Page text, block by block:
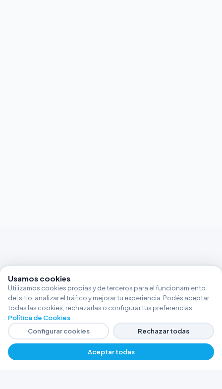
Usamos cookies
Utilizamos cookies propias y de terceros para el funcionamiento
del sitio, analizar el tráfico y mejorar tu experiencia. Podés aceptar
todas las cookies, rechazarlas o configurar tus preferencias.
Política de Cookies
Configurar cookies
Rechazar todas
Aceptar todas